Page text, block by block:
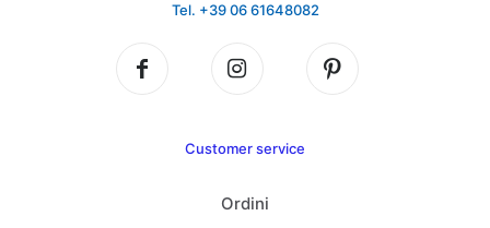
Tel. +39 06 61648082
Customer service
Ordini